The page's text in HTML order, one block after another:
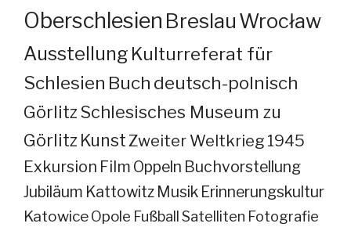
Oberschlesien Breslau Wrocław
Ausstellung Kulturreferat für
Schlesien Buch deutsch-polnisch
GörlitzSchlesisches Museum zu
Görlitz KunstZweiter Weltkrieg 1945
Exkursion Film Oppeln Buchvorstellung
Jubiläum Kattowitz Musik Erinnerungskultur
KatowiceOpole FußballSatelliten Fotografie